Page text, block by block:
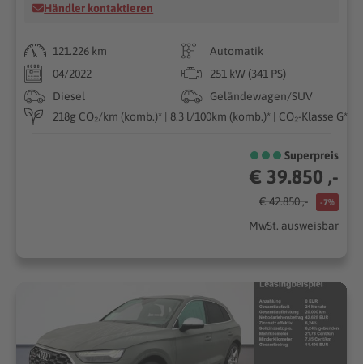
Händler kontaktieren
121.226 km
Automatik
04/2022
251 kW (341 PS)
Diesel
Geländewagen/SUV
218g CO₂/km (komb.)* | 8.3 l/100km (komb.)* | CO₂-Klasse G*
Superpreis
€ 39.850 ,-
€ 42.850 ,- -7%
MwSt. ausweisbar